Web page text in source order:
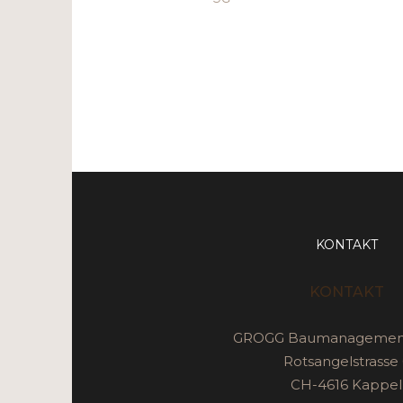
KONTAKT
KONTAKT
GROGG
Rotsangelstrasse
CH-4616 Kappel